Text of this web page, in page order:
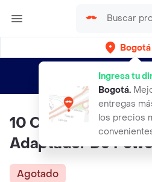
Bogotá
Ingresa tu
Bogotá.
entregas
los precios
envíos gratis por
10 Conectores
Adaptador Dc
Agotado